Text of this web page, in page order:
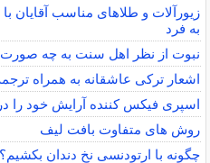
زیورآلات و طلاهای مناسب آقایان
به فرد
نبوت از نظر اهل سنت به چه
اشعار ترکی عاشقانه به همراه
اسپری فیکس کننده آرایش خود را
روش های متفاوت بافت لیف
چگونه با ارتودنسی نخ دندان بکشیم؟